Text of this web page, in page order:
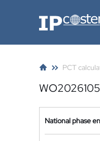
IP-Coster
PCT
National phase